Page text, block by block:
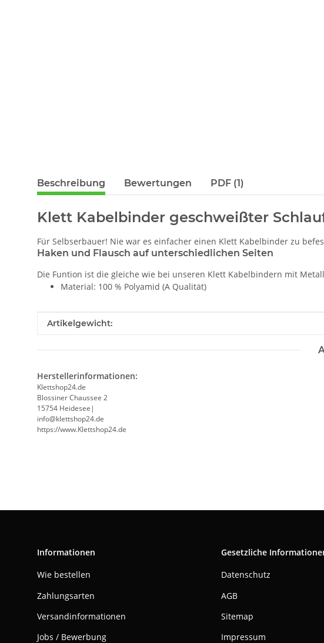
Beschreibung Bewertungen PDF (1)
Klett Kabelbinder geschweißter
Für Selbserbauer! Nie war es einfacher einen Klett Kabelbinder zu
Haken und Flausch auf unterschiedlichen Seiten
Die Funtion ist die gleiche wie bei unseren Klett Kabelbindern mit
Material: 100 % Polyamid (A Qualität)
Produkteigenschaft
Wert
Artikelgewicht:
Herstellerinformationen:
Klettshop24.de
Blossiner Chaussee 2
15754 Heidesee|
info@klettshop24.de
https://www.Klettshop24.de
Informationen
Wie bestellen
Zahlungsarten
Versandinformationen
Jobs / Bewerbung
Gesetzliche
Datenschutz
AGB
Sitemap
Impressum